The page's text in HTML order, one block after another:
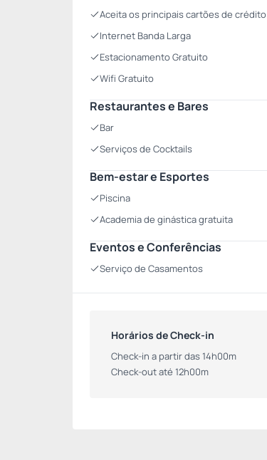
Aceita os principais cartões de crédito
Internet Banda Larga
Estacionamento Gratuito
Wifi Gratuito
Restaurantes e Bares
Bar
Serviços de Cocktails
Bem-estar e Esportes
Piscina
Academia de ginástica gratuita
Eventos e Conferências
Serviço de Casamentos
Horários de Check-in
Check-in a partir das 14h00m
Check-out até 12h00m